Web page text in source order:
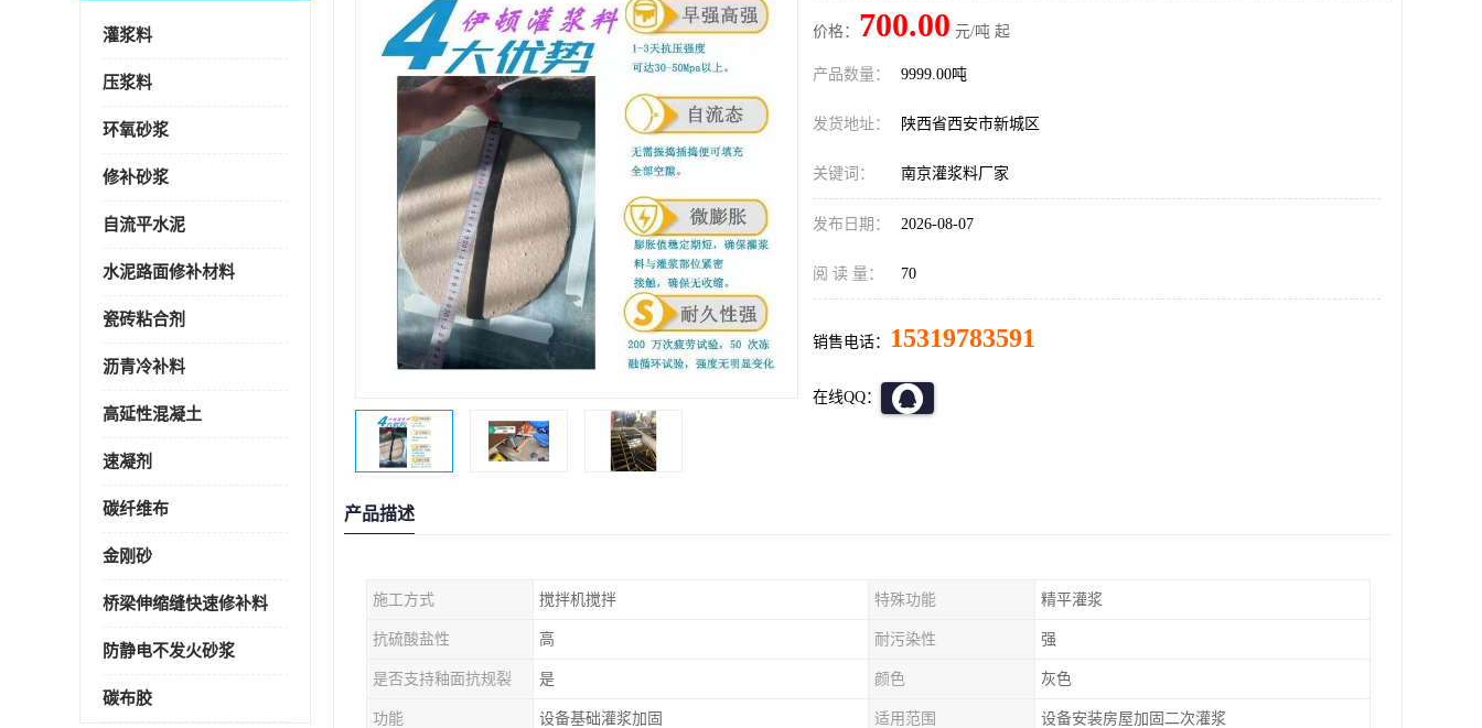
灌浆料
压浆料
环氧砂浆
修补砂浆
自流平水泥
水泥路面修补材料
瓷砖粘合剂
沥青冷补料
高延性混凝土
速凝剂
碳纤维布
金刚砂
桥梁伸缩缝快速修补料
防静电不发火砂浆
碳布胶
价格： 700.00 元/吨 起
产品数量： 9999.00吨
发货地址： 陕西省西安市新城区
关键词： 南京灌浆料厂家
发布日期： 2026-08-07
阅 读 量： 70
销售电话： 15319783591
在线QQ：
产品描述
施工方式 搅拌机搅拌 特殊功能 精平灌浆
抗硫酸盐性 高 耐污染性 强
是否支持釉面抗规裂 是 颜色 灰色
功能 设备基础灌浆加固 适用范围 设备安装房屋加固二次灌浆